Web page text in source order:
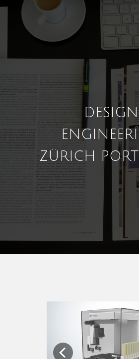
DESIGN
ZÜRICH
Previous